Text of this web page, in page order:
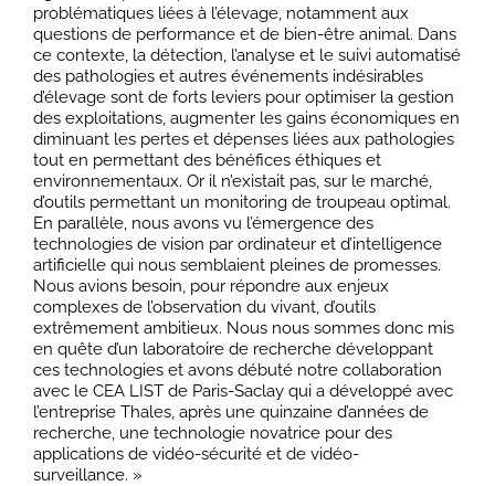
problématiques liées à l’élevage, notamment aux
questions de performance et de bien-être animal. Dans
ce contexte, la détection, l’analyse et le suivi automatisé
des pathologies et autres événements indésirables
d’élevage sont de forts leviers pour optimiser la gestion
des exploitations, augmenter les gains économiques en
diminuant les pertes et dépenses liées aux pathologies
tout en permettant des bénéfices éthiques et
environnementaux. Or il n’existait pas, sur le marché,
d’outils permettant un monitoring de troupeau optimal.
En parallèle, nous avons vu l’émergence des
technologies de vision par ordinateur et d’intelligence
artificielle qui nous semblaient pleines de promesses.
Nous avions besoin, pour répondre aux enjeux
complexes de l’observation du vivant, d’outils
extrêmement ambitieux. Nous nous sommes donc mis
en quête d’un laboratoire de recherche développant
ces technologies et avons débuté notre collaboration
avec le CEA LIST de Paris-Saclay qui a développé avec
l’entreprise Thales, après une quinzaine d’années de
recherche, une technologie novatrice pour des
applications de vidéo-sécurité et de vidéo-
surveillance. »